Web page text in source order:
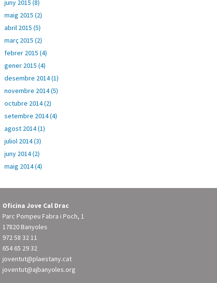
juny 2015 (8)
maig 2015 (2)
abril 2015 (5)
març 2015 (2)
febrer 2015 (4)
gener 2015 (4)
desembre 2014 (1)
novembre 2014 (5)
octubre 2014 (2)
setembre 2014 (4)
agost 2014 (1)
juliol 2014 (3)
juny 2014 (2)
maig 2014 (4)
Oficina Jove Cal Drac
Parc Pompeu Fabra i Poch, 1
17820 Banyoles
972 58 32 11
654 65 29 32
joventut@plaestany.cat
joventut@ajbanyoles.org